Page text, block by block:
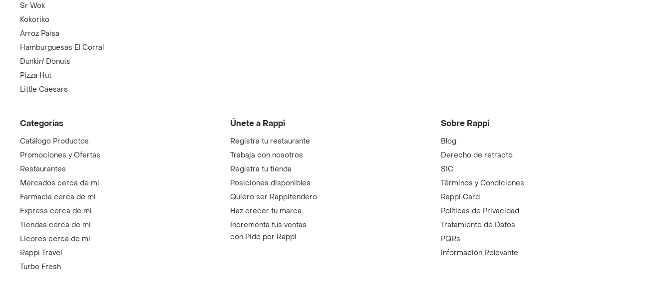
Sr Wok
Kokoriko
Arroz Paisa
Hamburguesas El Corral
Dunkin' Donuts
Pizza Hut
Little Caesars
Categorías
Catálogo Productos
Promociones y Ofertas
Restaurantes
Mercados cerca de mi
Farmacia cerca de mi
Express cerca de mi
Tiendas cerca de mi
Licores cerca de mi
Rappi Travel
Turbo Fresh
Únete a Rappi
Registra tu restaurante
Trabaja con nosotros
Registra tu tienda
Posiciones disponibles
Quiero ser Rappitendero
Haz crecer tu marca
Incrementa tus ventas
con Pide por Rappi
Sobre Rappi
Blog
Derecho de retracto
SIC
Términos y Condiciones
Rappi Card
Políticas de Privacidad
Tratamiento de Datos
PQRs
Información Relevante